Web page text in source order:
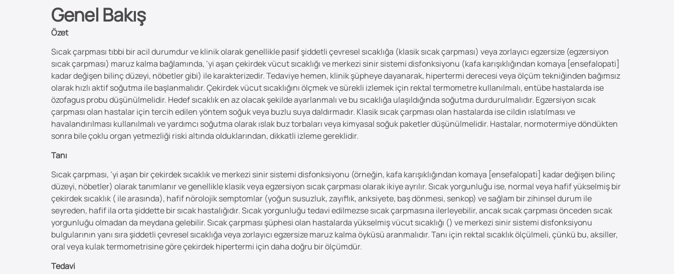
Genel Bakış
Özet
Sıcak çarpması tıbbi bir acil durumdur ve klinik olarak genellikle pasif şiddetli çevresel sıcaklığa (klasik sıcak çarpması) veya zorlayıcı egzersize (egzersiyon
sıcak çarpması) maruz kalma bağlamında, ‘yi aşan çekirdek vücut sıcaklığı ve merkezi sinir sistemi disfonksiyonu (kafa karışıklığından komaya [ensefalopati]
kadar değişen bilinç düzeyi, nöbetler gibi) ile karakterizedir. Tedaviye hemen, klinik şüpheye dayanarak, hipertermi derecesi veya ölçüm tekniğinden bağımsız
olarak hızlı aktif soğutma ile başlanmalıdır. Çekirdek vücut sıcaklığını ölçmek ve sürekli izlemek için rektal termometre kullanılmalı, entübe hastalarda ise
özofagus probu düşünülmelidir. Hedef sıcaklık en az olacak şekilde ayarlanmalı ve bu sıcaklığa ulaşıldığında soğutma durdurulmalıdır. Egzersiyon sıcak
çarpması olan hastalar için tercih edilen yöntem soğuk veya buzlu suya daldırmadır. Klasik sıcak çarpması olan hastalarda ise cildin ıslatılması ve
havalandırılması kullanılmalı ve yardımcı soğutma olarak ıslak buz torbaları veya kimyasal soğuk paketler düşünülmelidir. Hastalar, normotermiye döndükten
sonra bile çoklu organ yetmezliği riski altında olduklarından, dikkatli izleme gereklidir.
Tanı
Sıcak çarpması, ‘yi aşan bir çekirdek sıcaklık ve merkezi sinir sistemi disfonksiyonu (örneğin, kafa karışıklığından komaya [ensefalopati] kadar değişen bilinç
düzeyi, nöbetler) olarak tanımlanır ve genellikle klasik veya egzersiyon sıcak çarpması olarak ikiye ayrılır. Sıcak yorgunluğu ise, normal veya hafif yükselmiş bir
çekirdek sıcaklık ( ile arasında), hafif nörolojik semptomlar (yoğun susuzluk, zayıflık, anksiyete, baş dönmesi, senkop) ve sağlam bir zihinsel durum ile
seyreden, hafif ila orta şiddette bir sıcak hastalığıdır. Sıcak yorgunluğu tedavi edilmezse sıcak çarpmasına ilerleyebilir, ancak sıcak çarpması önceden sıcak
yorgunluğu olmadan da meydana gelebilir. Sıcak çarpması şüphesi olan hastalarda yükselmiş vücut sıcaklığı () ve merkezi sinir sistemi disfonksiyonu
bulgularının yanı sıra şiddetli çevresel sıcaklığa veya zorlayıcı egzersize maruz kalma öyküsü aranmalıdır. Tanı için rektal sıcaklık ölçülmeli, çünkü bu, aksiller,
oral veya kulak termometrisine göre çekirdek hipertermi için daha doğru bir ölçümdür.
Tedavi